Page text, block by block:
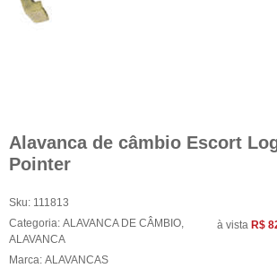
Alavanca de câmbio Escort
Pointer
Sku: 111813
Categoria: ALAVANCA DE CÂMBIO,
ALAVANCA
Marca: ALAVANCAS
à vista R$